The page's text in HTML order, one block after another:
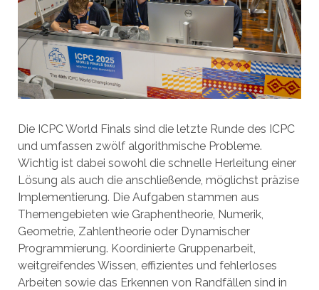
Die ICPC World Finals sind die letzte Runde des ICPC
und umfassen zwölf algorithmische Probleme.
Wichtig ist dabei sowohl die schnelle Herleitung einer
Lösung als auch die anschließende, möglichst präzise
Implementierung. Die Aufgaben stammen aus
Themengebieten wie Graphentheorie, Numerik,
Geometrie, Zahlentheorie oder Dynamischer
Programmierung. Koordinierte Gruppenarbeit,
weitgreifendes Wissen, effizientes und fehlerloses
Arbeiten sowie das Erkennen von Randfällen sind in